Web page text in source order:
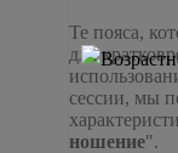
Те пояса,
для
сессии, мы
ношение".